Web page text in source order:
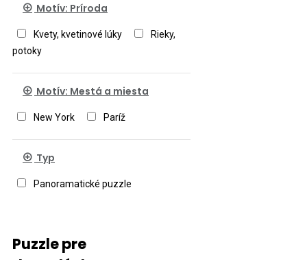
Motív: Príroda
Kvety, kvetinové lúky
Rieky,
potoky
Motív: Mestá a miesta
New York Paríž
Typ
Panoramatické puzzle
Puzzle pre